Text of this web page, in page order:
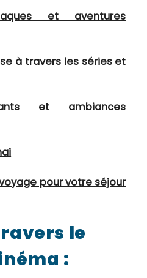
et aventures
à travers les séries et
et ambiances
pour votre séjour
le
: